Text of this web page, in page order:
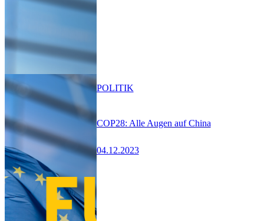
COP28: Alle Augen auf China
04.12.2023
POLITIK